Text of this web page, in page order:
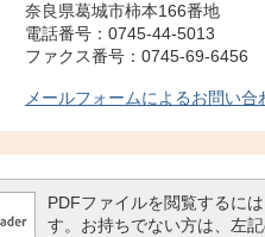
奈良県葛城市柿本166番地
電話番号：0745-44-5013
ファクス番号：0745-69-6456
メールフォームによるお問い合
PDFファイルを閲覧するに
す。お持ちでない方は、左